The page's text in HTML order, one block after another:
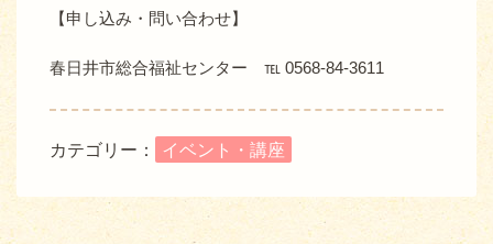
【申し込み・問い合わせ】
春日井市総合福祉センター ℡ 0568-84-3611
カテゴリー： イベント・講座